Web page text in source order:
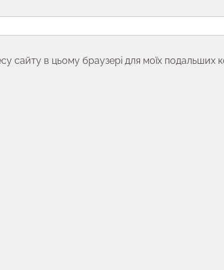
сайту в цьому браузері для моїх подальших